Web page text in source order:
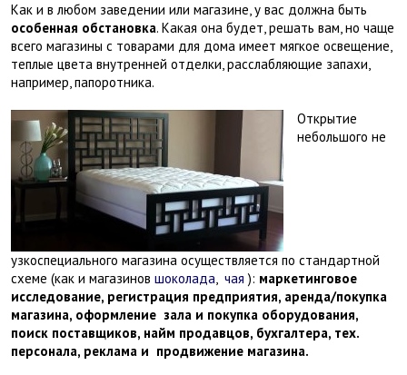
Как и в любом заведении или магазине, у вас должна быть
особенная обстановка. Какая она будет, решать вам, но чаще
всего магазины с товарами для дома имеет мягкое освещение,
теплые цвета внутренней отделки, расслабляющие запахи,
например, папоротника.
Открытие
небольшого не
узкоспециального магазина осуществляется по стандартной
схеме (как и магазинов шоколада, чая ): маркетинговое
исследование, регистрация предприятия, аренда/покупка
магазина, оформление зала и покупка оборудования,
поиск поставщиков, найм продавцов, бухгалтера, тех.
персонала, реклама и продвижение магазина.